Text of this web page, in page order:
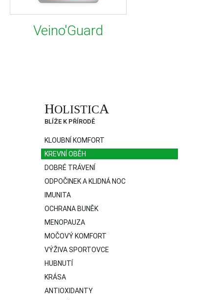
Veino'Guard
HOLISTICA
BLÍŽE K PŘÍRODĚ
KLOUBNÍ KOMFORT
KREVNÍ OBĚH
DOBRÉ TRÁVENÍ
ODPOČINEK A KLIDNÁ NOC
IMUNITA
OCHRANA BUNĚK
MENOPAUZA
MOČOVÝ KOMFORT
VÝŽIVA SPORTOVCE
HUBNUTÍ
KRÁSA
ANTIOXIDANTY